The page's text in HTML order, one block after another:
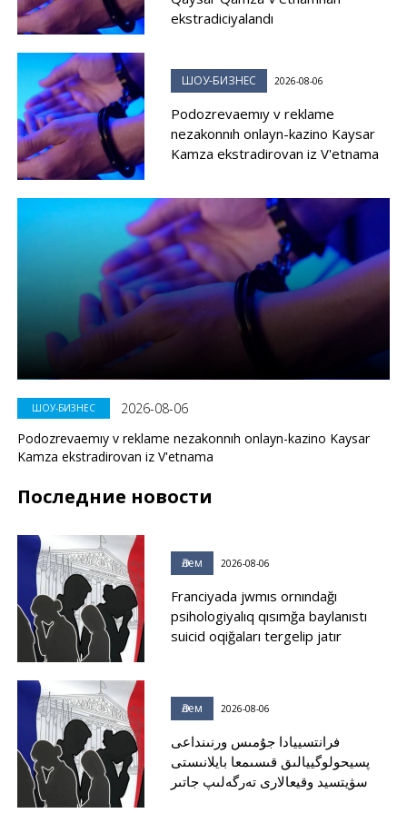
ekstradiciyalandı
ШОУ-БИЗНЕС 2026-08-06
Podozrevaemıy v reklame
nezakonnıh onlayn-kazino Kaysar
Kamza ekstradirovan iz V'etnama
ШОУ-БИЗНЕС
2026-08-06
Podozrevaemıy v reklame nezakonnıh onlayn-kazino Kaysar
Kamza ekstradirovan iz V'etnama
Последние новости
Әлем 2026-08-06
Franciyada jwmıs ornındağı
psihologiyalıq qısımğa baylanıstı
suicid oqiğaları tergelip jatır
Әлем 2026-08-06
فرانتسييادا جۇمىس ورنىنداعى
پسيحولوگييالىق قىسىمعا بايلانىستى
سۋيتسيد وقيعالارى تەرگەلىپ جاتىر